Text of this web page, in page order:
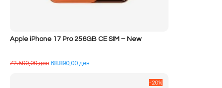
Apple iPhone 17 Pro 256GB CE SIM – New
72.590,00денÇmimi
68.890,00ден
-20%